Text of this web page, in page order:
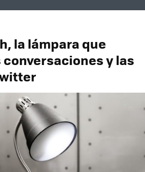
la lámpara que
y las